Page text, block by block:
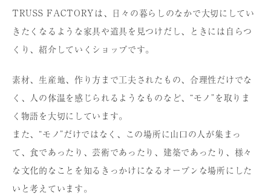
TRUSS FACTORYは、⽇々の暮らしのなかで⼤切にしてい
きたくなるような家具や道具を⾒つけだし、ときには⾃らつ
くり、紹介していくショップです。
素材、⽣産地、作り⽅まで⼯夫されたもの、合理性だけでな
く、⼈の体温を感じられるようなものなど、“モノ”を取りま
く物語を⼤切にしています。
また、“モノ”だけではなく、この場所に⼭⼝の⼈が集まっ
て、⾷であったり、芸術であったり、建築であったり、様々
な⽂化的なことを知るきっかけになるオープンな場所にした
いと考えています。